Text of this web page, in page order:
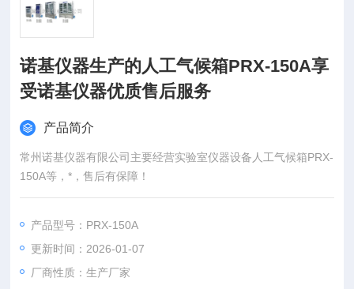
诺基仪器生产的人工气候箱PRX-150A享
受诺基仪器优质售后服务
产品简介
常州诺基仪器有限公司主要经营实验室仪器设备人工气候箱PRX-
150A等，*，售后有保障！
产品型号：PRX-150A
更新时间：2026-01-07
厂商性质：生产厂家